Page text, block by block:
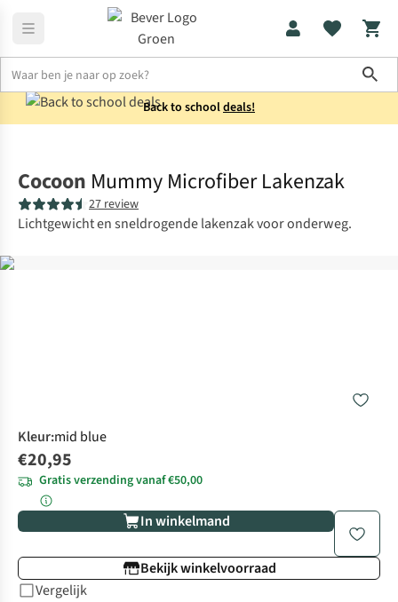
Back to schooldeals!
Cocoon Mummy Microfiber Lakenzak
27 review
Lichtgewicht en sneldrogende lakenzak voor onderweg.
Kleur:mid blue
€20,95
Gratis verzending vanaf €50,00
In winkelmand
Bekijk winkelvoorraad
Vergelijk